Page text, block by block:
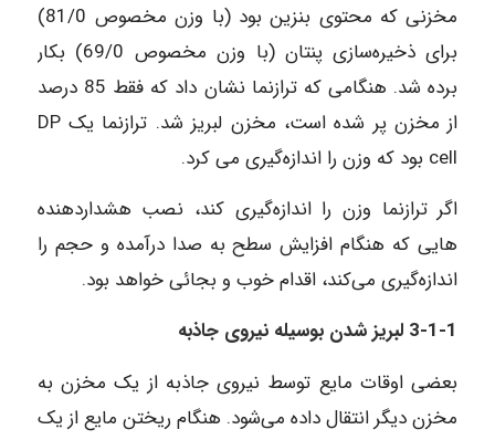
مخزنی که محتوی بنزین بود (با وزن مخصوص 81/0)
برای ذخیره‌سازی پنتان (با وزن مخصوص 69/0) بکار
برده شد. هنگامی که ترازنما نشان داد که فقط 85 درصد
از مخزن پر شده‌ است، مخزن لبریز شد. ترازنما یک DP
cell بود که وزن را اندازه‌گیری می‌ کرد.
اگر ترازنما وزن را اندازه‌گیری کند، نصب هشداردهنده‌
هایی که هنگام افزایش سطح به صدا درآمده و حجم را
اندازه‌گیری می‌کند، اقدام خوب و بجائی خواهد بود.
3-1-1 لبریز شدن بوسیله نیروی جاذبه
بعضی اوقات مایع توسط نیروی جاذبه از یک مخزن به
مخزن دیگر انتقال داده می‌شود. هنگام ریختن مایع از یک